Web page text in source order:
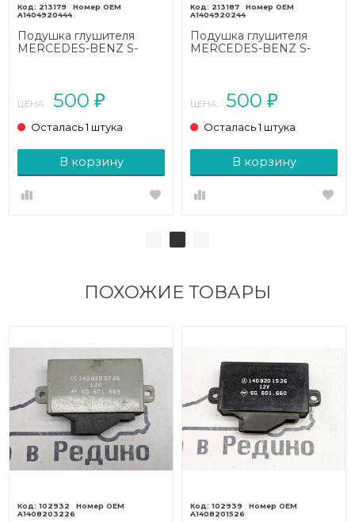
213179
A1404920444
Подушка глушителя
MERCEDES-BENZ S-
ЦЕНА: 500 ₽
Осталась 1 штука
В корзину
213187
A1404920244
Подушка глушителя
MERCEDES-BENZ S-
ЦЕНА: 500 ₽
Осталась 1 штука
В корзину
ПОХОЖИЕ ТОВАРЫ
102932
A1408203226
102939
A1408201526